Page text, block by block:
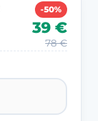
-50%
39 €
78 €